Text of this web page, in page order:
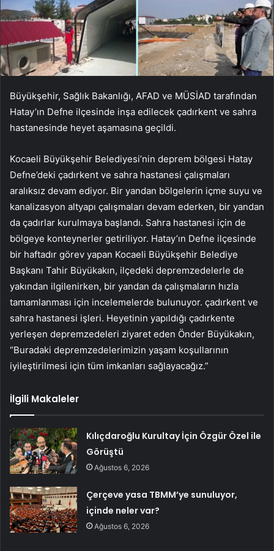
Büyükşehir, Sağlık Bakanlığı, AFAD ve MÜSİAD tarafından
Hatay’ın Defne ilçesinde inşa edilecek çadırkent ve sahra
hastanesinde heyet aşamasına geçildi.
Kocaeli Büyükşehir Belediyesi’nin deprem bölgesi Hatay
Defne’deki çadırkent ve sahra hastanesi çalışmaları
aralıksız devam ediyor. Bir yandan bölgelerin içme suyu ve
kanalizasyon altyapı çalışmaları devam ederken, bir yandan
da çadırlar kurulmaya başlandı. Sahra hastanesi için de
bölgeye konteynerler getiriliyor. Hatay’ın Defne ilçesinde
bir haftadır görev yapan Kocaeli Büyükşehir Belediye
Başkanı Tahir Büyükakın, ilçedeki depremzedelerle de
yakından ilgilenirken, bir yandan da çalışmaların hızla
tamamlanması için incelemelerde bulunuyor. çadırkent ve
sahra hastanesi işleri. Heyetinin yapıldığı çadırkente
yerleşen depremzedeleri ziyaret eden Önder Büyükakın,
“Buradaki depremzedelerimizin yaşam koşullarının
iyileştirilmesi için tüm imkanları sağlayacağız.”
İlgili Makaleler
Kılıçdaroğlu Kurultay İçin Özgür Özel ile
Görüştü
Ağustos 6, 2026
Çerçeve yasa TBMM’ye sunuluyor,
içinde neler var?
Ağustos 6, 2026